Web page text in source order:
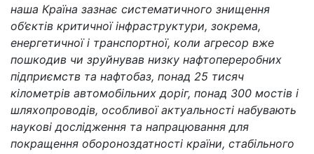
наша Країна зазнає систематичного знищення
об’єктів критичної інфраструктури, зокрема,
енергетичної і транспортної, коли агресор вже
пошкодив чи зруйнував низку нафтопереробних
підприємств та нафтобаз, понад 25 тисяч
кілометрів автомобільних доріг, понад 300 мостів і
шляхопроводів, особливої актуальності набувають
наукові дослідження та напрацювання для
покращення обороноздатності країни, стабільного